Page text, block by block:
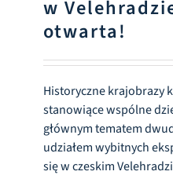
w
otwarta!
Historyczne krajobrazy
stanowiące wspólne
głównym tematem
udziałem wybitnych
się w czeskim